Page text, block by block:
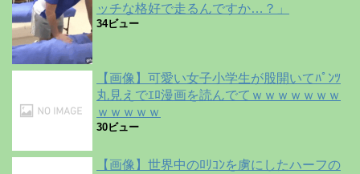
ッチな格好で走るんですか…？」
34ビュー
【画像】可愛い女子小学生が股開いてﾊﾟﾝﾂ
丸見えでｴﾛ漫画を読んでてｗｗｗｗｗｗｗ
ｗｗｗｗｗ
30ビュー
【画像】世界中のﾛﾘｺﾝを虜にしたハーフの